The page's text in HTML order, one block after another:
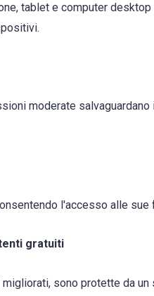
tablet e computer
moderate
l'accesso alle
gratuiti
sono protette da